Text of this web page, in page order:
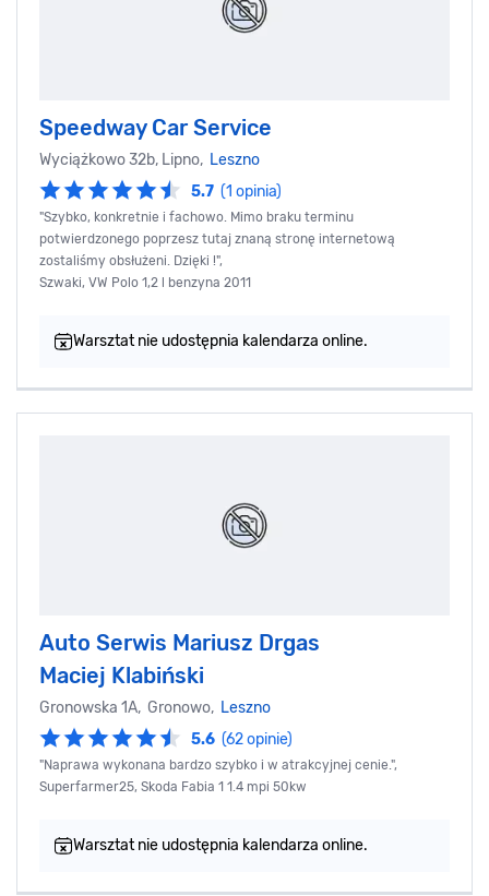
Speedway Car Service
Wyciążkowo 32b, Lipno, Leszno
5.7 (1 opinia)
"Szybko, konkretnie i fachowo. Mimo braku terminu
potwierdzonego poprzesz tutaj znaną stronę internetową
zostaliśmy obsłużeni. Dzięki !",
Szwaki, VW Polo 1,2 l benzyna 2011
Warsztat nie udostępnia kalendarza online.
Auto Serwis Mariusz Drgas
Maciej Klabiński
Gronowska 1A, Gronowo, Leszno
5.6 (62 opinie)
"Naprawa wykonana bardzo szybko i w atrakcyjnej cenie.",
Superfarmer25, Skoda Fabia 1 1.4 mpi 50kw
Warsztat nie udostępnia kalendarza online.